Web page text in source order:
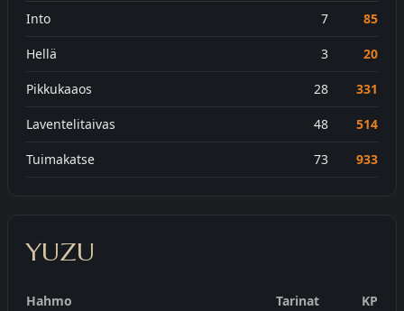
Into 7 85
Hellä 3 20
Pikkukaaos 28 331
Laventelitaivas 48 514
Tuimakatse 73 933
YUZU
Hahmo Tarinat KP